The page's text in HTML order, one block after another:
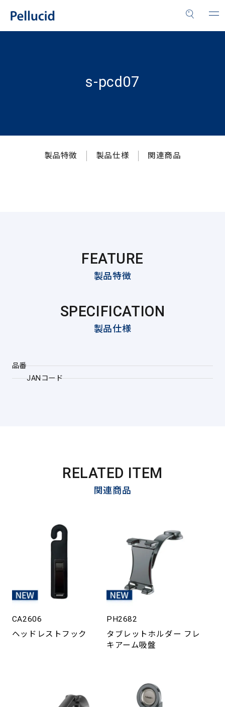
s-pcd07
製品特徴 製品仕様 関連商品
FEATURE
製品特徴
SPECIFICATION
製品仕様
品番
JANコード
RELATED ITEM
関連商品
CA2606
ヘッドレストフック
PH2682
タブレットホルダー フレ
キアーム吸盤